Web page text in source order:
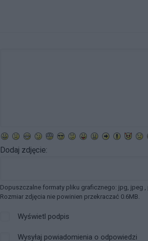
Dodaj zdjęcie:
Dopuszczalne formaty pliku graficznego: jpg, jpeg ,
Rozmiar zdjęcia nie powinien przekraczać 0.6MB.
Wyświetl podpis
Wysyłaj powiadomienia o odpowiedzi